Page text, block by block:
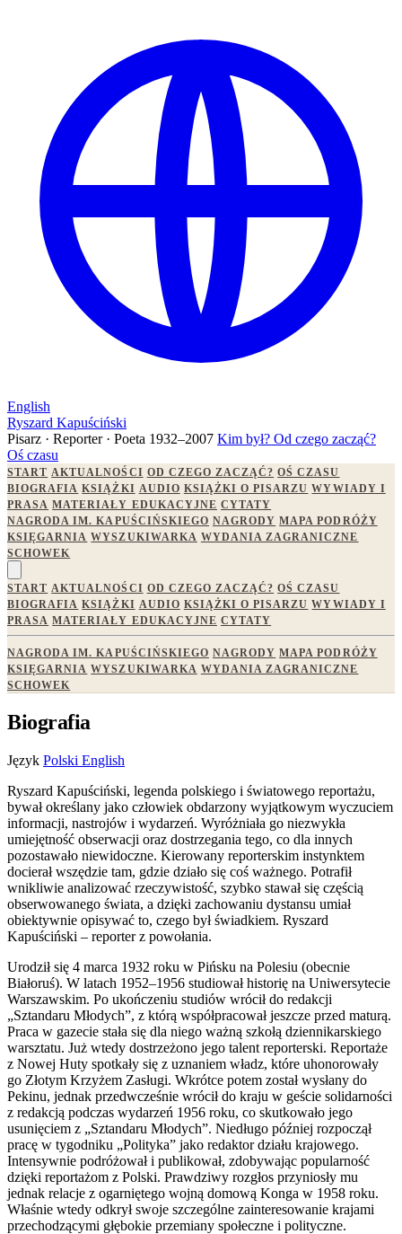
English
Ryszard Kapuściński
Pisarz · Reporter · Poeta 1932–2007 Kim był? Od czego zacząć?
Oś czasu
START AKTUALNOŚCI OD CZEGO ZACZĄĆ? OŚ CZASU
BIOGRAFIA KSIĄŻKI AUDIO KSIĄŻKI O PISARZU WYWIADY I
PRASA MATERIAŁY EDUKACYJNE CYTATY
NAGRODA IM. KAPUŚCIŃSKIEGO NAGRODY MAPA PODRÓŻY
KSIĘGARNIA WYSZUKIWARKA WYDANIA ZAGRANICZNE
SCHOWEK
START AKTUALNOŚCI OD CZEGO ZACZĄĆ? OŚ CZASU
BIOGRAFIA KSIĄŻKI AUDIO KSIĄŻKI O PISARZU WYWIADY I
PRASA MATERIAŁY EDUKACYJNE CYTATY
NAGRODA IM. KAPUŚCIŃSKIEGO NAGRODY MAPA PODRÓŻY
KSIĘGARNIA WYSZUKIWARKA WYDANIA ZAGRANICZNE
SCHOWEK
Biografia
Język Polski English
Ryszard Kapuściński, legenda polskiego i światowego reportażu,
bywał określany jako człowiek obdarzony wyjątkowym wyczuciem
informacji, nastrojów i wydarzeń. Wyróżniała go niezwykła
umiejętność obserwacji oraz dostrzegania tego, co dla innych
pozostawało niewidoczne. Kierowany reporterskim instynktem
docierał wszędzie tam, gdzie działo się coś ważnego. Potrafił
wnikliwie analizować rzeczywistość, szybko stawał się częścią
obserwowanego świata, a dzięki zachowaniu dystansu umiał
obiektywnie opisywać to, czego był świadkiem. Ryszard
Kapuściński – reporter z powołania.
Urodził się 4 marca 1932 roku w Pińsku na Polesiu (obecnie
Białoruś). W latach 1952–1956 studiował historię na Uniwersytecie
Warszawskim. Po ukończeniu studiów wrócił do redakcji
„Sztandaru Młodych”, z którą współpracował jeszcze przed maturą.
Praca w gazecie stała się dla niego ważną szkołą dziennikarskiego
warsztatu. Już wtedy dostrzeżono jego talent reporterski. Reportaże
z Nowej Huty spotkały się z uznaniem władz, które uhonorowały
go Złotym Krzyżem Zasługi. Wkrótce potem został wysłany do
Pekinu, jednak przedwcześnie wrócił do kraju w geście solidarności
z redakcją podczas wydarzeń 1956 roku, co skutkowało jego
usunięciem z „Sztandaru Młodych”. Niedługo później rozpoczął
pracę w tygodniku „Polityka” jako redaktor działu krajowego.
Intensywnie podróżował i publikował, zdobywając popularność
dzięki reportażom z Polski. Prawdziwy rozgłos przyniosły mu
jednak relacje z ogarniętego wojną domową Konga w 1958 roku.
Właśnie wtedy odkrył swoje szczególne zainteresowanie krajami
przechodzącymi głębokie przemiany społeczne i polityczne.